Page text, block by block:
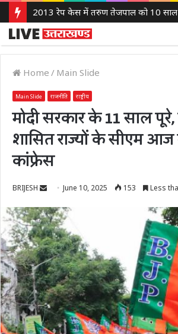
Home / Main Slide
Main Slide राजनीति राष्ट्रीय
मोदी सरकार के 11 साल पूरे,
शासित राज्यों के सीएम
कांफ्रेस
BRIJESH
Send
email
June 10, 2025 153 Less